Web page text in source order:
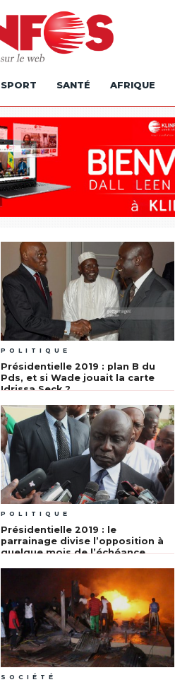
SPORT SANTÉ AFRIQUE
POLITIQUE
Présidentielle 2019 : plan B du
Pds, et si Wade jouait la carte
Idrissa Seck ?
POLITIQUE
Présidentielle 2019 : le
parrainage divise l’opposition à
quelque mois de l’échéance
SOCIÉTÉ